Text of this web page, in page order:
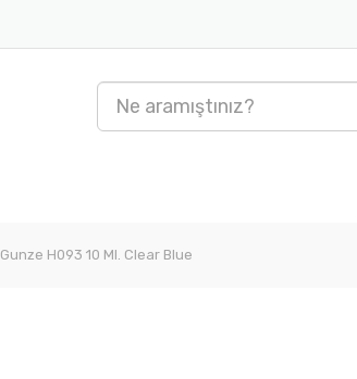
Gunze H093 10 Ml. Clear Blue